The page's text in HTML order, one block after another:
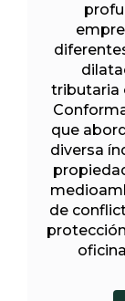
tributaria
que
diversa
de